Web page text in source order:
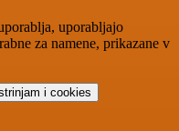
uporabljajo
za namene, prikazane v
i cookies